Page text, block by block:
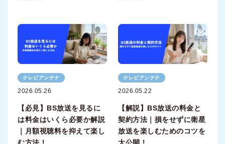
テレビアンテナ
2026.05.26
【必見】BS放送を見るに
は料金はいくら必要か解説
｜月額視聴料を抑えて楽し
テレビアンテナ
2026.05.22
【解説】BS放送の料金と
契約方法｜損をせずに衛星
放送を楽しむためのコツを